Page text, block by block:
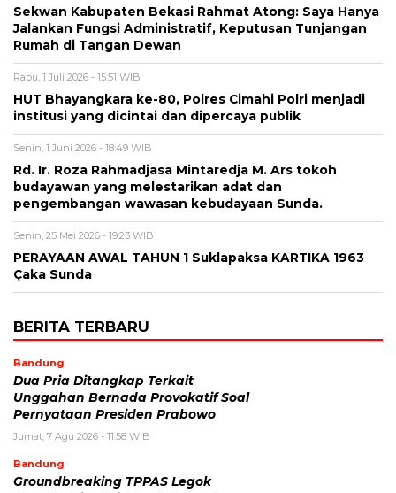
Sekwan Kabupaten Bekasi Rahmat Atong: Saya Hanya
Jalankan Fungsi Administratif, Keputusan Tunjangan
Rumah di Tangan Dewan
Rabu, 1 Juli 2026 - 15:51 WIB
HUT Bhayangkara ke-80, Polres Cimahi Polri menjadi
institusi yang dicintai dan dipercaya publik
Senin, 1 Juni 2026 - 18:49 WIB
Rd. Ir. Roza Rahmadjasa Mintaredja M. Ars tokoh
budayawan yang melestarikan adat dan
pengembangan wawasan kebudayaan Sunda.
Senin, 25 Mei 2026 - 19:23 WIB
PERAYAAN AWAL TAHUN 1 Suklapaksa KARTIKA 1963
Çaka Sunda
BERITA TERBARU
Bandung
Dua Pria Ditangkap Terkait
Unggahan Bernada Provokatif Soal
Pernyataan Presiden Prabowo
Jumat, 7 Agu 2026 - 11:58 WIB
Bandung
Groundbreaking TPPAS Legok